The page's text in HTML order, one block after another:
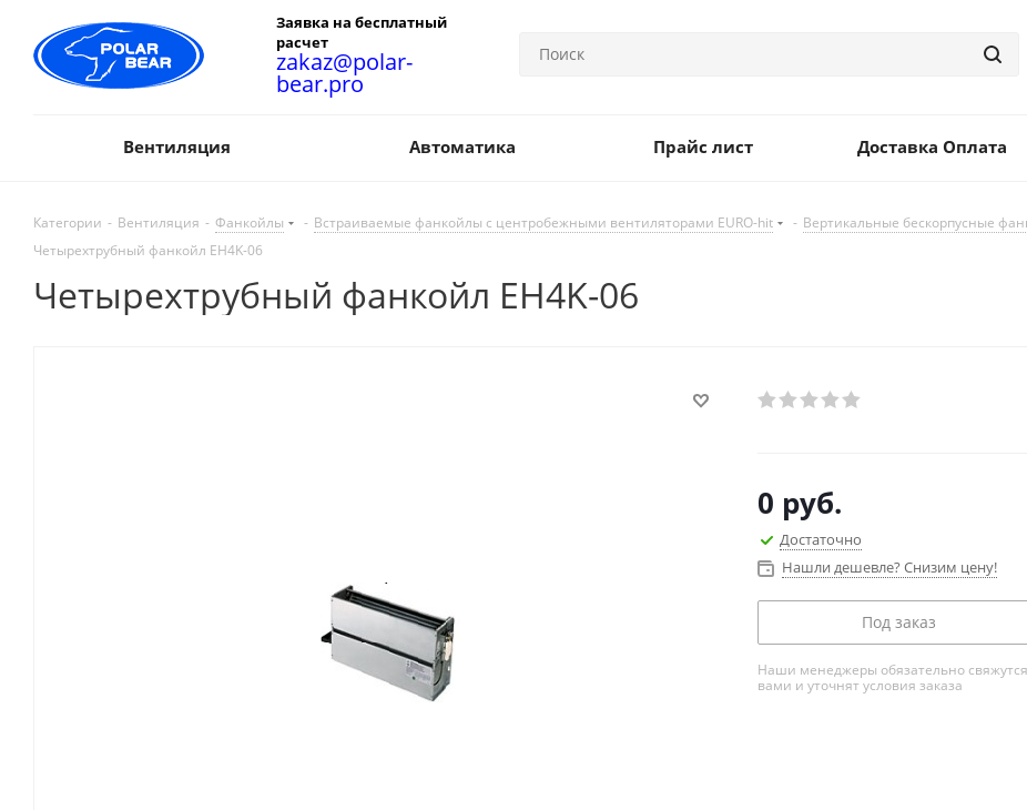
Заявка на бесплатный
расчет
zakaz@polar-
bear.pro
Вентиляция Автоматика Прайс лист Доставка Оплата
Категории - Вентиляция - Фанкойлы - Встраиваемые фанкойлы с центробежными вентиляторами EURO-hit - Вертикальные бескорпусные
Четырехтрубный фанкойл EH4K-06
Четырехтрубный фанкойл EH4K-06
0 руб.
Достаточно
Нашли дешевле? Снизим цену!
Под заказ
Наши менеджеры обязательно
вами и уточнят условия заказа